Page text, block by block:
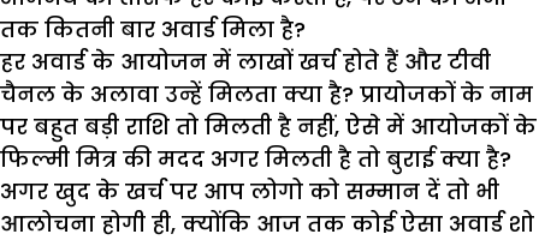
तक कितनी बार अवार्ड मिला है?
हर अवार्ड के आयोजन में लाखों खर्च होते हैं और टीवी
चैनल के अलावा उन्हें मिलता क्या है? प्रायोजकों के नाम
पर बहुत बड़ी राशि तो मिलती है नहीं, ऐसे में आयोजकों के
फिल्मी मित्र की मदद अगर मिलती है तो बुराई क्या है?
अगर खुद के खर्च पर आप लोगो को सम्मान दें तो भी
आलोचना होगी ही, क्योंकि आज तक कोई ऐसा अवार्ड शो